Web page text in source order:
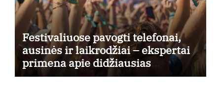
Festivaliuose pavogti telefonai,
ausinės ir laikrodžiai – ekspertai
primena apie didžiausias
finansines rizikas